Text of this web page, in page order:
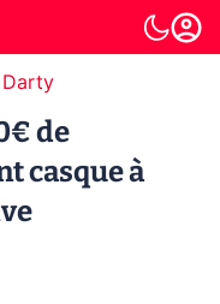
Darty
de
casque à